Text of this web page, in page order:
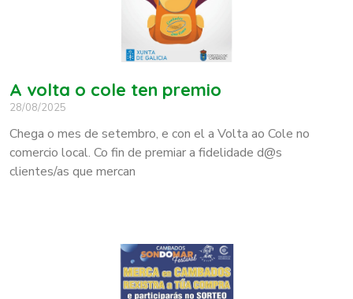
A volta o cole ten premio
28/08/2025
Chega o mes de setembro, e con el a Volta ao Cole no
comercio local. Co fin de premiar a fidelidade d@s
clientes/as que mercan